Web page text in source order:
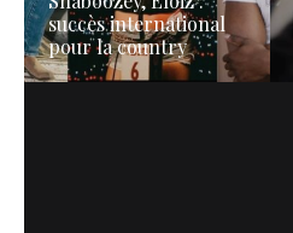
succès international
pour la country